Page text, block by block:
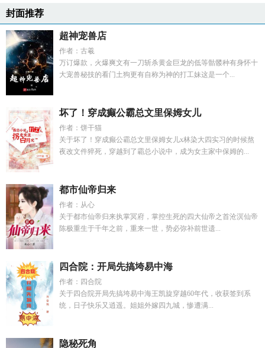
封面推荐
超神宠兽店
作者：古羲
万订爆款，火爆爽文有一刀斩杀黄金巨龙的低等骷髅种有身怀十
大宠兽秘技的看门土狗更有自称为神的打工妹这是一个...
坏了！穿成癫公霸总文里保姆女儿
作者：饼干猫
关于坏了！穿成癫公霸总文里保姆女儿x林染大四实习的时候熬
夜改文件猝死，穿越到了霸总小说中，成为女主家中保姆的...
都市仙帝归来
作者：从心
关于都市仙帝归来执掌冥府，掌控生死的四大仙帝之首沧溟仙帝
陈极重生于千年之前，重来一世，势必弥补前世遗...
四合院：开局先搞垮易中海
作者：四合院
关于四合院开局先搞垮易中海王凯旋穿越60年代，收获签到系
统，日子快乐又逍遥。姐姐外嫁四九城，惨遭满...
隐秘死角